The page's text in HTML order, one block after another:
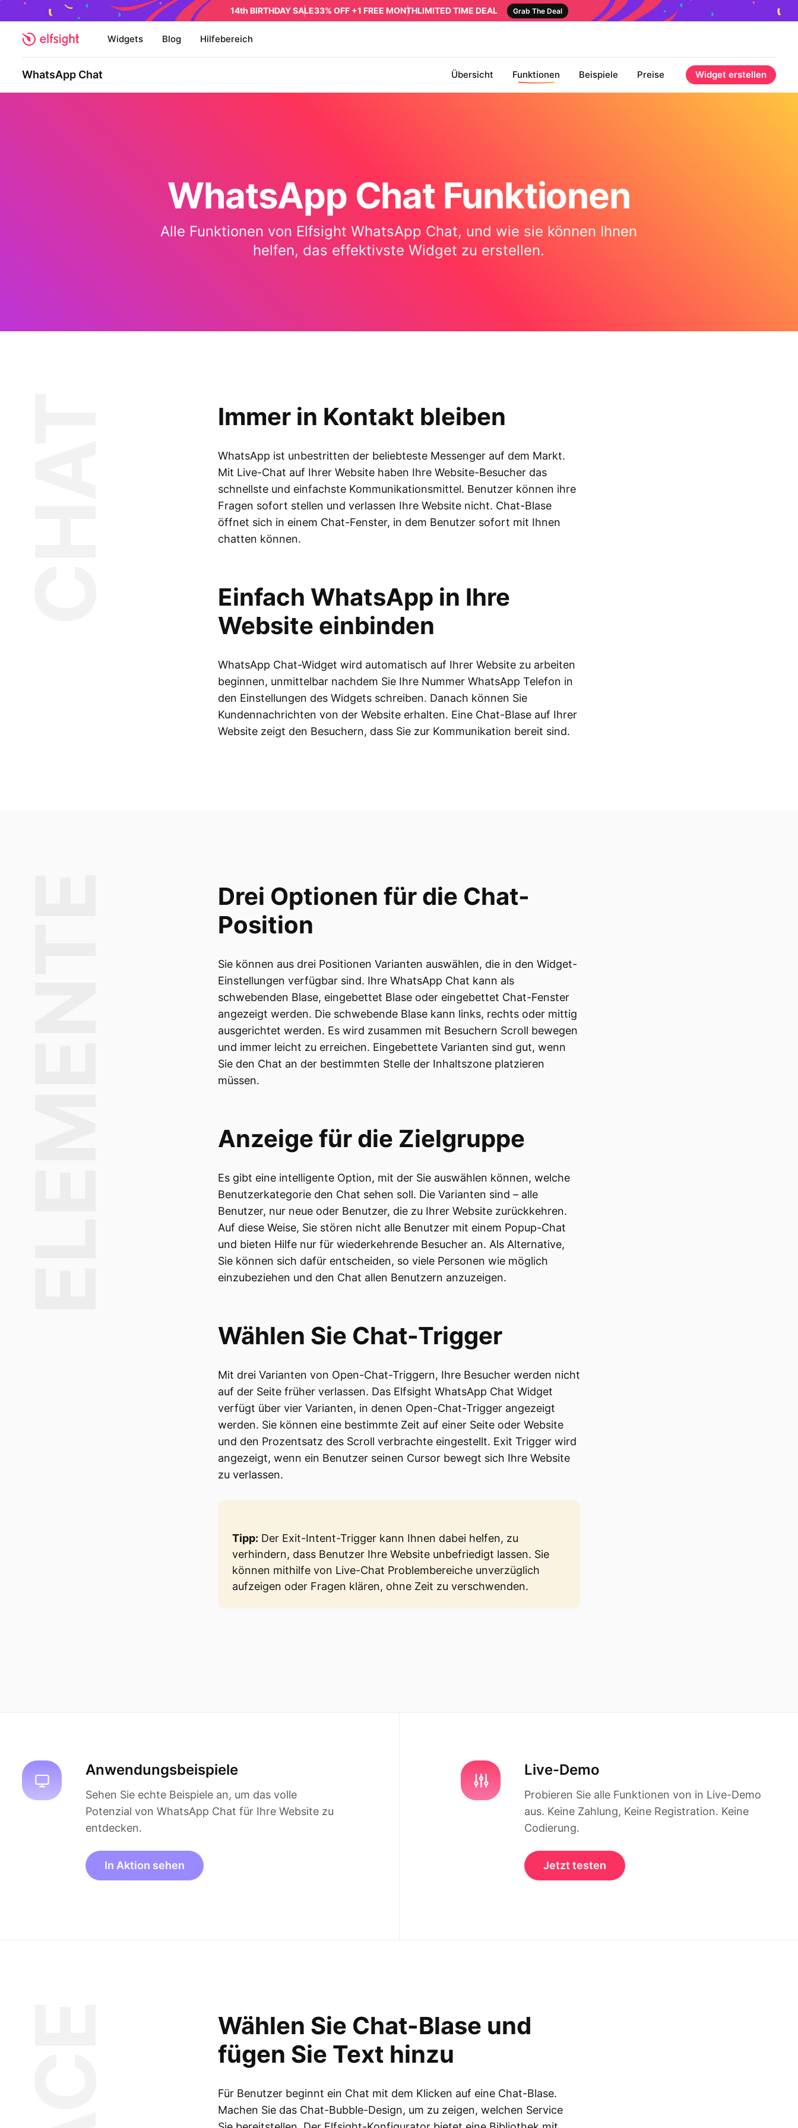
14th BIRTHDAY SALE33% OFF +1 FREE MONTHLIMITED TIME DEAL Grab The Deal
Widgets Blog Hilfebereich
WhatsApp Chat Übersicht Funktionen Beispiele Preise Widget erstellen
WhatsApp Chat Funktionen
Alle Funktionen von Elfsight WhatsApp Chat, und wie sie können Ihnen
helfen, das effektivste Widget zu erstellen.
Immer in Kontakt bleiben
WhatsApp ist unbestritten der beliebteste Messenger auf dem Markt.
Mit Live-Chat auf Ihrer Website haben Ihre Website-Besucher das
schnellste und einfachste Kommunikationsmittel. Benutzer können ihre
Fragen sofort stellen und verlassen Ihre Website nicht. Chat-Blase
öffnet sich in einem Chat-Fenster, in dem Benutzer sofort mit Ihnen
chatten können.
Einfach WhatsApp in Ihre
Website einbinden
WhatsApp Chat-Widget wird automatisch auf Ihrer Website zu arbeiten
beginnen, unmittelbar nachdem Sie Ihre Nummer WhatsApp Telefon in
den Einstellungen des Widgets schreiben. Danach können Sie
Kundennachrichten von der Website erhalten. Eine Chat-Blase auf Ihrer
Website zeigt den Besuchern, dass Sie zur Kommunikation bereit sind.
Drei Optionen für die Chat-
Position
Sie können aus drei Positionen Varianten auswählen, die in den Widget-
Einstellungen verfügbar sind. Ihre WhatsApp Chat kann als
schwebenden Blase, eingebettet Blase oder eingebettet Chat-Fenster
angezeigt werden. Die schwebende Blase kann links, rechts oder mittig
ausgerichtet werden. Es wird zusammen mit Besuchern Scroll bewegen
und immer leicht zu erreichen. Eingebettete Varianten sind gut, wenn
Sie den Chat an der bestimmten Stelle der Inhaltszone platzieren
müssen.
Anzeige für die Zielgruppe
Es gibt eine intelligente Option, mit der Sie auswählen können, welche
Benutzerkategorie den Chat sehen soll. Die Varianten sind – alle
Benutzer, nur neue oder Benutzer, die zu Ihrer Website zurückkehren.
Auf diese Weise, Sie stören nicht alle Benutzer mit einem Popup-Chat
und bieten Hilfe nur für wiederkehrende Besucher an. Als Alternative,
Sie können sich dafür entscheiden, so viele Personen wie möglich
einzubeziehen und den Chat allen Benutzern anzuzeigen.
Wählen Sie Chat-Trigger
Mit drei Varianten von Open-Chat-Triggern, Ihre Besucher werden nicht
auf der Seite früher verlassen. Das Elfsight WhatsApp Chat Widget
verfügt über vier Varianten, in denen Open-Chat-Trigger angezeigt
werden. Sie können eine bestimmte Zeit auf einer Seite oder Website
und den Prozentsatz des Scroll verbrachte eingestellt. Exit Trigger wird
angezeigt, wenn ein Benutzer seinen Cursor bewegt sich Ihre Website
zu verlassen.
Tipp: Der Exit-Intent-Trigger kann Ihnen dabei helfen, zu
verhindern, dass Benutzer Ihre Website unbefriedigt lassen. Sie
können mithilfe von Live-Chat Problembereiche unverzüglich
aufzeigen oder Fragen klären, ohne Zeit zu verschwenden.
Anwendungsbeispiele
Sehen Sie echte Beispiele an, um das volle
Potenzial von WhatsApp Chat für Ihre Website zu
entdecken.
In Aktion sehen
Live-Demo
Probieren Sie alle Funktionen von in Live-Demo
aus. Keine Zahlung, Keine Registration. Keine
Codierung.
Jetzt testen
Wählen Sie Chat-Blase und
fügen Sie Text hinzu
Für Benutzer beginnt ein Chat mit dem Klicken auf eine Chat-Blase.
Machen Sie das Chat-Bubble-Design, um zu zeigen, welchen Service